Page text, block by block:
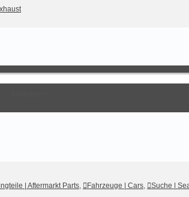
| Aftermarkt Parts, Fahrzeuge | Cars, Suche |